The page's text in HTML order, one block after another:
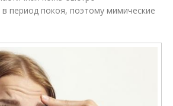
в период покоя, поэтому мимические